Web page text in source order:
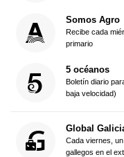
Somos Agro
Recibe cada
primario
5 océanos
Boletín diario
baja velocidad)
Global
Cada viernes,
gallegos en el